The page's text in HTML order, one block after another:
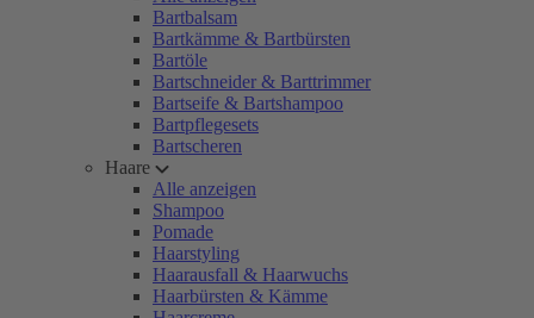
Bartbalsam
Bartkämme & Bartbürsten
Bartöle
Bartschneider & Barttrimmer
Bartseife & Bartshampoo
Bartpflegesets
Bartscheren
Haare
Alle anzeigen
Shampoo
Pomade
Haarstyling
Haarausfall & Haarwuchs
Haarbürsten & Kämme